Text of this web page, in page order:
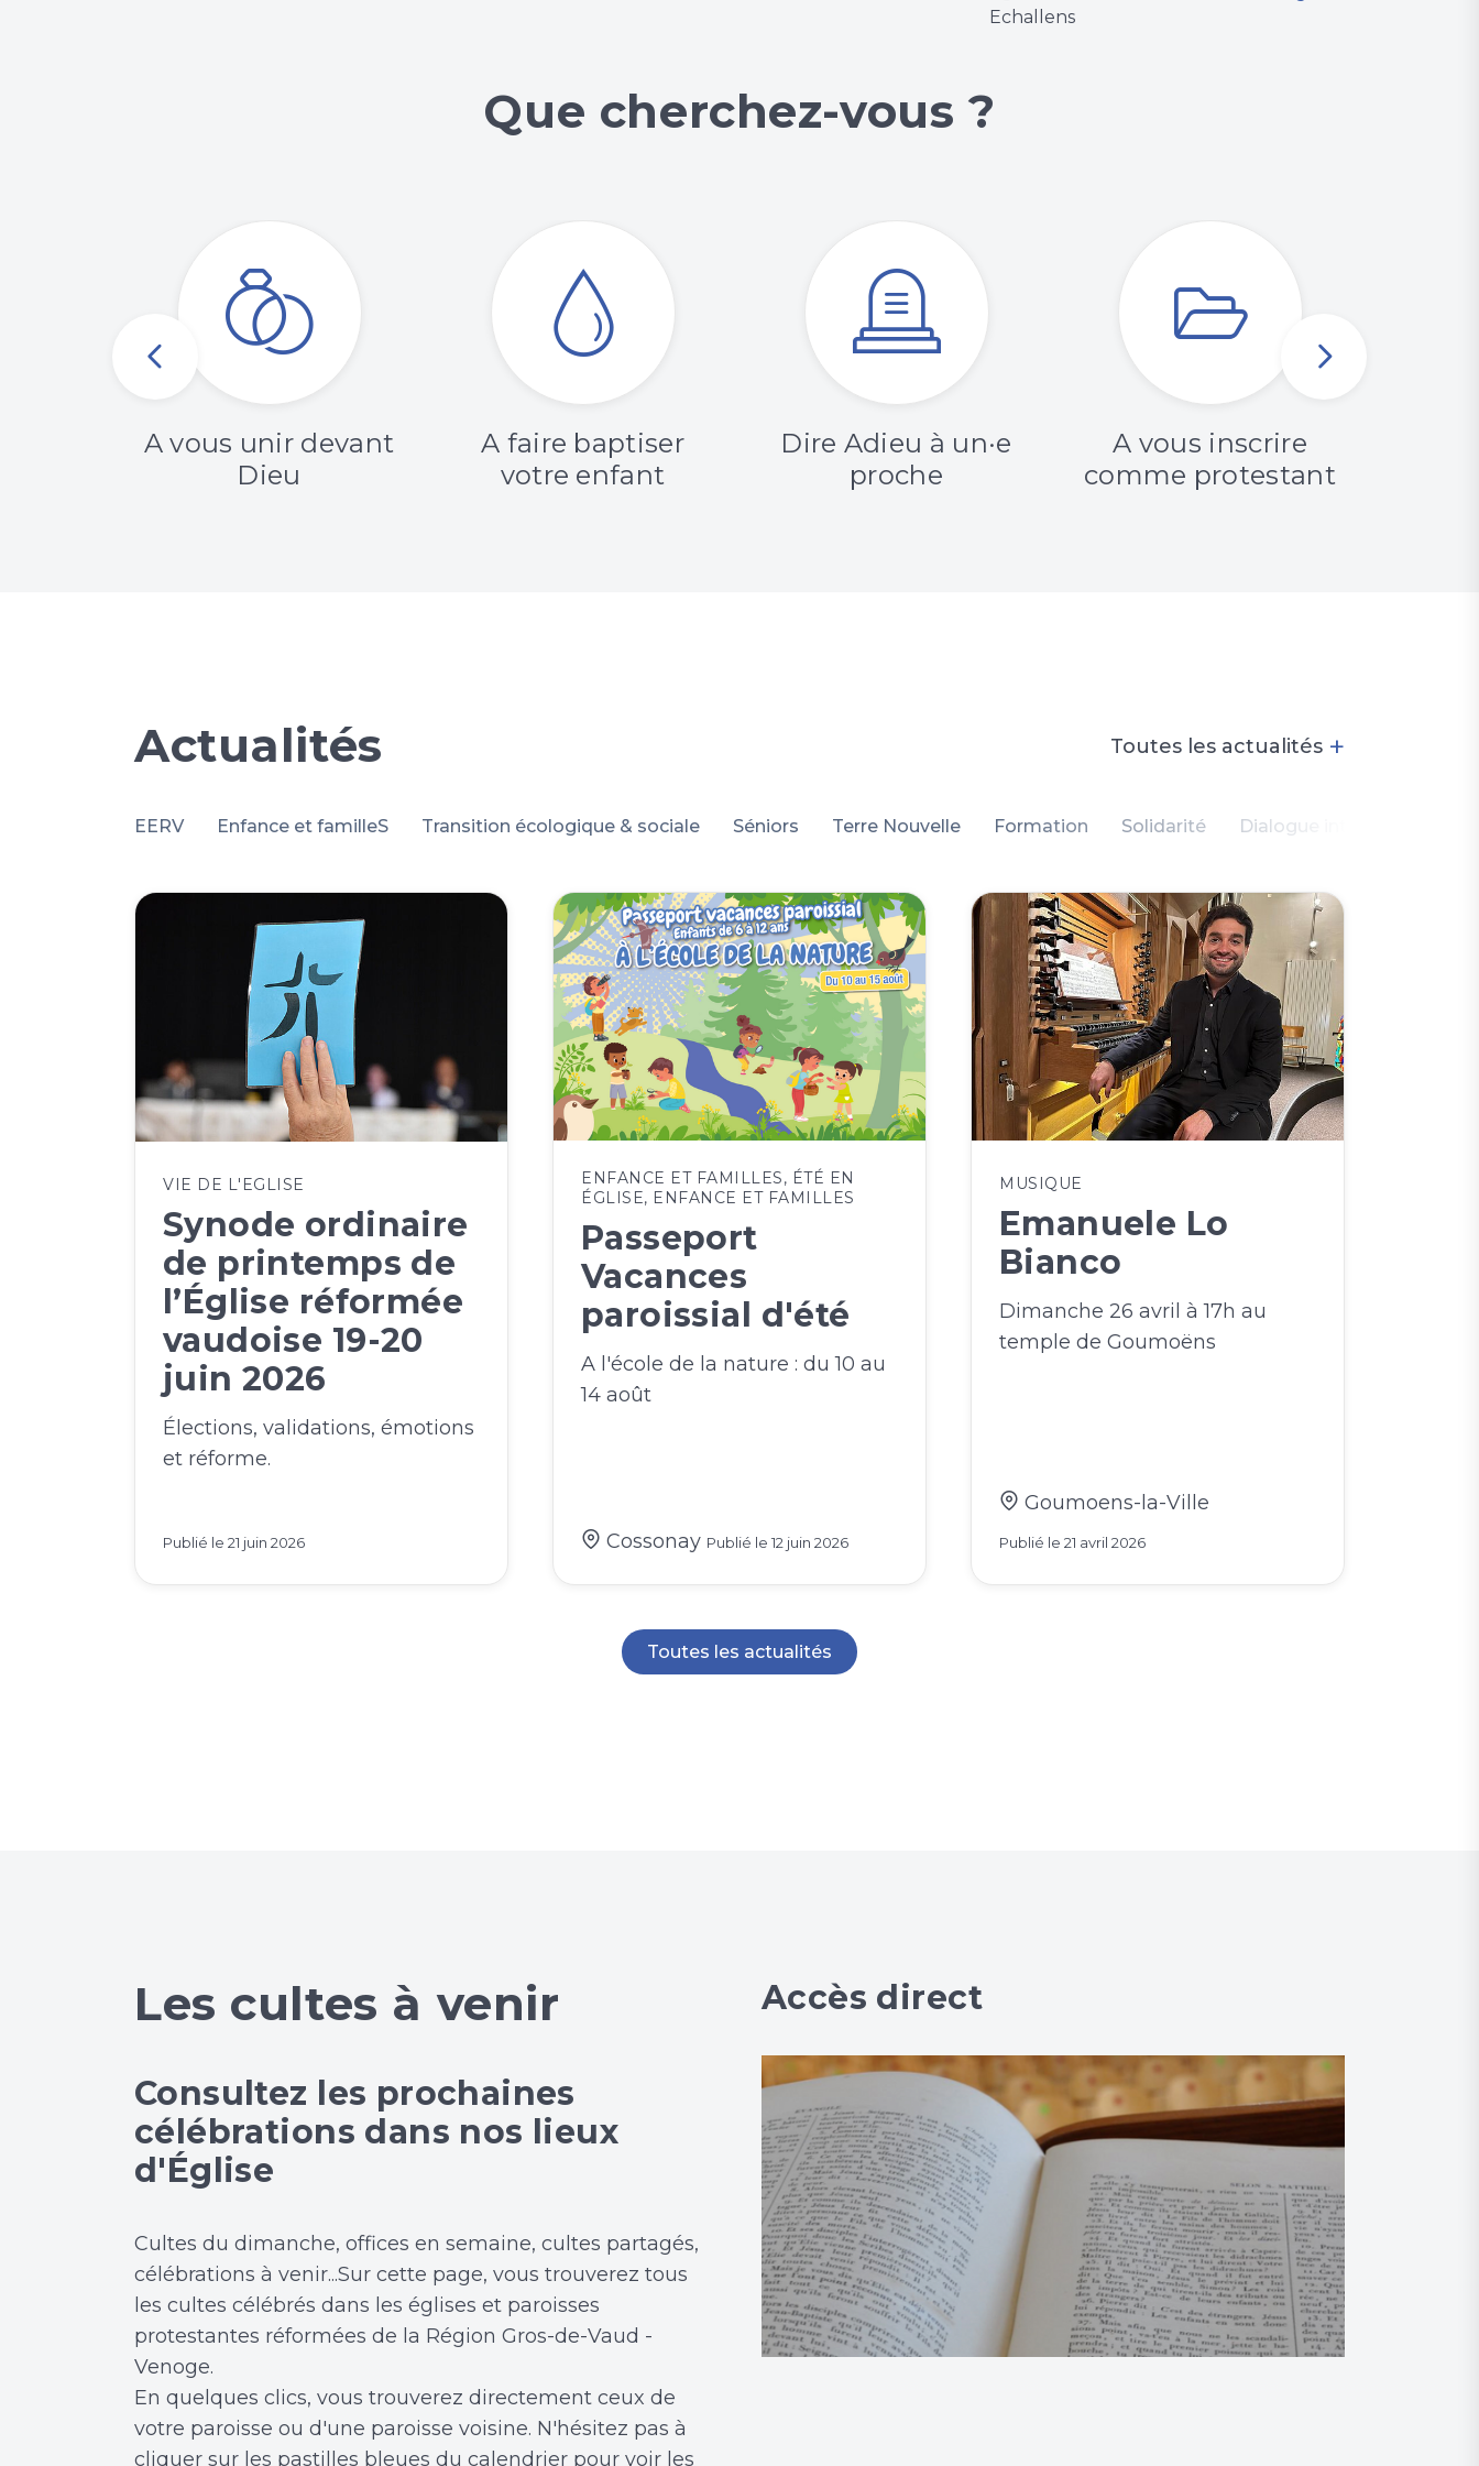
Echallens
Que cherchez-vous ?
A vous unir devant
Dieu
A faire baptiser
votre enfant
Dire Adieu à un·e
proche
A vous inscrire
comme protestant
Actualités Toutes les actualités +
EERV Enfance et familleS Transition écologique & sociale Séniors Terre Nouvelle Formation Solidarité Dialogue
VIE DE L'EGLISE
Synode ordinaire
de printemps de
l’Église réformée
vaudoise 19-20
juin 2026
Élections, validations, émotions
et réforme.
Publié le 21 juin 2026
ENFANCE ET FAMILLES, ÉTÉ EN
ÉGLISE, ENFANCE ET FAMILLES
Passeport
Vacances
paroissial d'été
A l'école de la nature : du 10 au
14 août
Cossonay Publié le 12 juin 2026
MUSIQUE
Emanuele Lo
Bianco
Dimanche 26 avril à 17h au
temple de Goumoëns
Goumoens-la-Ville
Publié le 21 avril 2026
Toutes les actualités
Les cultes à venir
Consultez les prochaines
célébrations dans nos lieux
d'Église
Cultes du dimanche, offices en semaine, cultes partagés,
célébrations à venir...Sur cette page, vous trouverez tous
les cultes célébrés dans les églises et paroisses
protestantes réformées de la Région Gros-de-Vaud -
Venoge.
En quelques clics, vous trouverez directement ceux de
votre paroisse ou d'une paroisse voisine. N'hésitez pas à
cliquer sur les pastilles bleues du calendrier pour voir les
Accès direct